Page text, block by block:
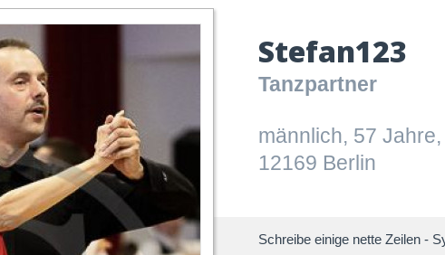
Stefan123
Tanzpartner
männlich, 57
12169 Berlin
Schreibe einige nette Zeilen -